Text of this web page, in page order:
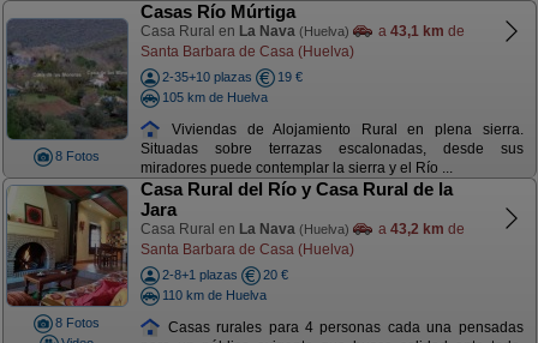
8 Fotos
Casas Río Múrtiga
Casa Rural en La Nava (Huelva) a 43,1 km de
Santa Barbara de Casa (Huelva)
2-35+10 plazas
19 €
105 km de Huelva
Viviendas de Alojamiento Rural en plena sierra.
Situadas sobre terrazas escalonadas, desde sus
miradores puede contemplar la sierra y el Río ...
8 Fotos
Casa Rural del Río y Casa Rural de la
Jara
Casa Rural en La Nava (Huelva) a 43,2 km de
Santa Barbara de Casa (Huelva)
2-8+1 plazas
20 €
110 km de Huelva
Casas rurales para 4 personas cada una pensadas